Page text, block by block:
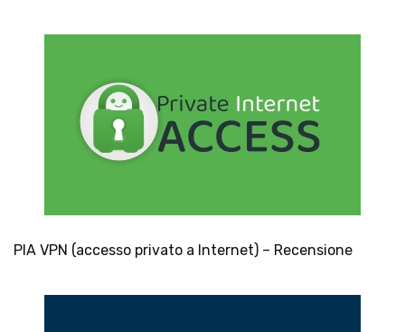
PIA VPN (accesso privato a Internet) – Recensione